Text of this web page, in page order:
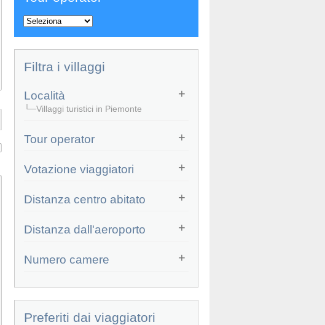
Filtra i villaggi
Località
└─Villaggi turistici in Piemonte
Tour operator
Votazione viaggiatori
Distanza centro abitato
Distanza dall'aeroporto
Numero camere
Preferiti dai viaggiatori